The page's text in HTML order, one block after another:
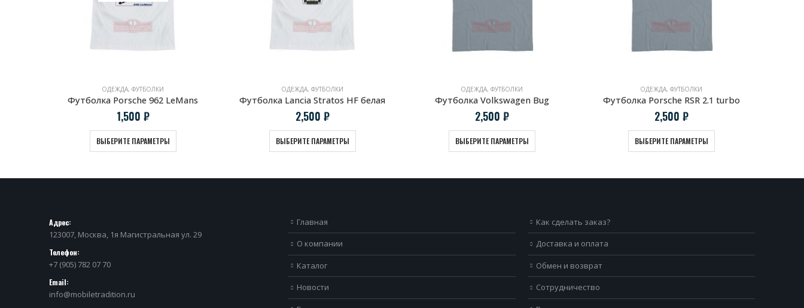
ОДЕЖДА, ФУТБОЛКИ
Футболка Porsche 962 LeMans
1,500 ₽
ВЫБЕРИТЕ ПАРАМЕТРЫ
ОДЕЖДА, ФУТБОЛКИ
Футболка Lancia Stratos HF белая
2,500 ₽
ВЫБЕРИТЕ ПАРАМЕТРЫ
ОДЕЖДА, ФУТБОЛКИ
Футболка Volkswagen Bug
2,500 ₽
ВЫБЕРИТЕ ПАРАМЕТРЫ
ОДЕЖДА, ФУТБОЛКИ
Футболка Porsche RSR 2.1 turbo
2,500 ₽
ВЫБЕРИТЕ ПАРАМЕТРЫ
Адрес:
123007, Москва, 1я Магистральная ул. 29
Телефон:
+7 (905) 782 07 70
Email:
info@mobiletradition.ru
Главная
О компании
Каталог
Новости
Как сделать заказ?
Доставка и оплата
Обмен и возврат
Сотрудничество